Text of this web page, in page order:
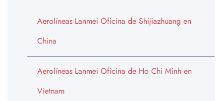
Aerolíneas Lanmei Oficina de Shijiazhuang en
China
Aerolíneas Lanmei Oficina de Ho Chi Minh en
Vietnam